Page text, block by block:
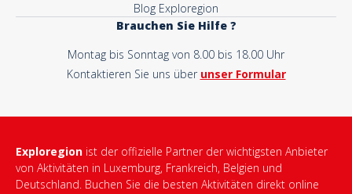
Blog Exploregion
Brauchen Sie Hilfe ?
Montag bis Sonntag von 8.00 bis 18.00 Uhr
Kontaktieren Sie uns über unser Formular
Exploregion ist der offizielle Partner der wichtigsten Anbieter
von Aktivitäten in Luxemburg, Frankreich, Belgien und
Deutschland. Buchen Sie die besten Aktivitäten direkt online